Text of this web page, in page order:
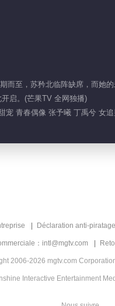
而至，苏矜北临阵缺席，而
启。(芒果TV 全网独播)
宠 青春偶像 张予曦 丁禹兮 女
Déclaration anti-piratage
：intl@mgtv.com
2006-2026 mgtv.com
Interactive Entertainment